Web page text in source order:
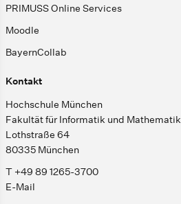
PRIMUSS Online Services
Moodle
BayernCollab
Kontakt
Hochschule München
Fakultät für Informatik und Mathematik
Lothstraße 64
80335 München
T +49 89 1265-3700
E-Mail